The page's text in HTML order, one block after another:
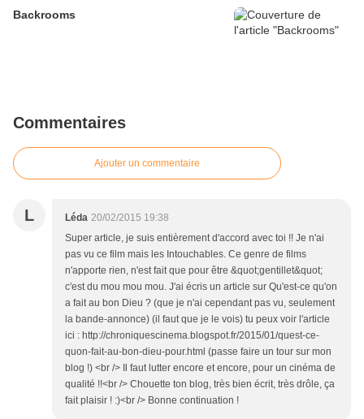
Backrooms
Commentaires
Ajouter un commentaire
L Léda 20/02/2015 19:38
Super article, je suis entièrement d'accord avec toi !! Je n'ai
pas vu ce film mais les Intouchables. Ce genre de films
n'apporte rien, n'est fait que pour être &quot;gentillet&quot;
c'est du mou mou mou. J'ai écris un article sur Qu'est-ce qu'on
a fait au bon Dieu ? (que je n'ai cependant pas vu, seulement
la bande-annonce) (il faut que je le vois) tu peux voir l'article
ici : http://chroniquescinema.blogspot.fr/2015/01/quest-ce-
quon-fait-au-bon-dieu-pour.html (passe faire un tour sur mon
blog !) <br /> Il faut lutter encore et encore, pour un cinéma de
qualité !!<br /> Chouette ton blog, très bien écrit, très drôle, ça
fait plaisir ! :)<br /> Bonne continuation !